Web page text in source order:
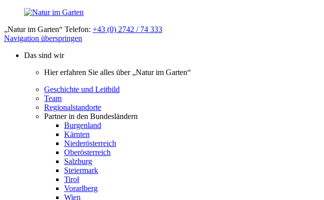
„Natur im Garten“ Telefon: +43 (0) 2742 / 74 333
Navigation überspringen
Das sind wir
Hier erfahren Sie alles über „Natur im Garten“
Geschichte und Leitbild
Team
Regionalstandorte
Partner in den Bundesländern
Burgenland
Kärnten
Niederösterreich
Oberösterreich
Salzburg
Steiermark
Tirol
Vorarlberg
Wien